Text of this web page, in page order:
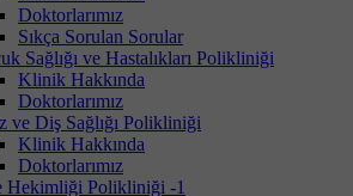
Doktorlarımız
Sıkça Sorulan Sorular
Sağlığı ve Hastalıkları Polikliniği
Klinik Hakkında
Doktorlarımız
ve Diş Sağlığı Polikliniği
Klinik Hakkında
Doktorlarımız
Hekimliği Polikliniği -1